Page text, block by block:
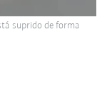
suprido de forma